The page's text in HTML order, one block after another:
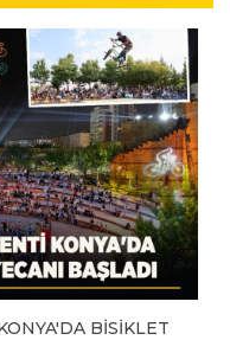
BİSİKLET